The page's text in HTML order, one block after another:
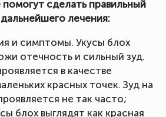
сделать правильный
лечения:
и симптомы. Укусы блох
отечность и сильный зуд.
в качестве
красных точек. Зуд на
не так часто;
блох выглядят как красная